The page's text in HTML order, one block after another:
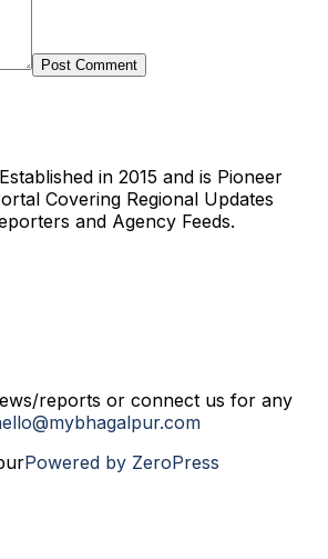
Post Comment
in 2015 and is Pioneer
Covering Regional Updates
and Agency Feeds.
reports or connect us for any
Powered by ZeroPress